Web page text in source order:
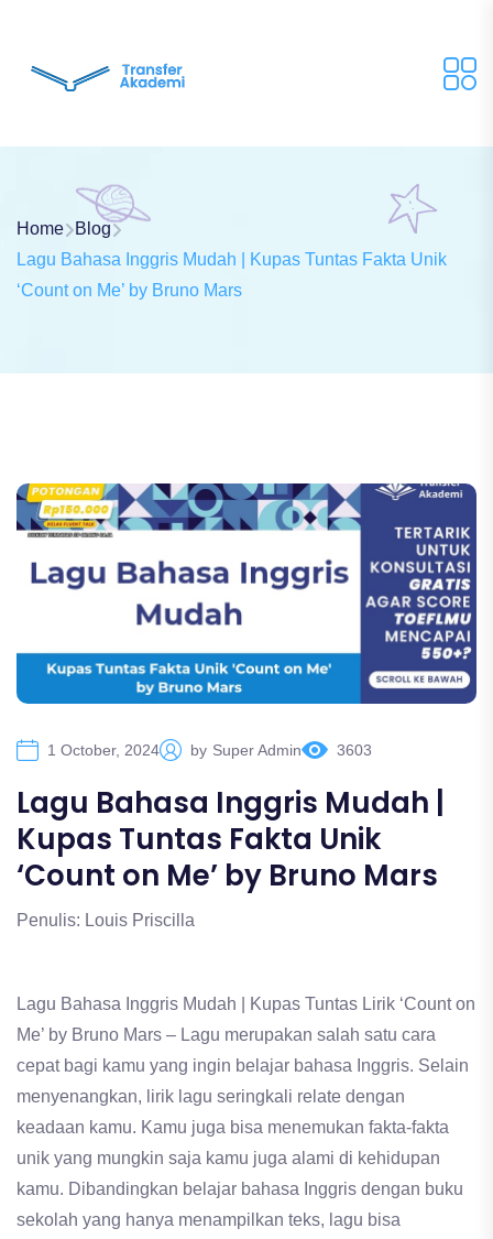
Home
Blog
Lagu Bahasa Inggris Mudah | Kupas Tuntas Fakta Unik
‘Count on Me’ by Bruno Mars
1 October, 2024 by Super Admin 3603
Lagu Bahasa Inggris Mudah |
Kupas Tuntas Fakta Unik
‘Count on Me’ by Bruno Mars
Penulis: Louis Priscilla
Lagu Bahasa Inggris Mudah | Kupas Tuntas Lirik ‘Count on
Me’ by Bruno Mars – Lagu merupakan salah satu cara
cepat bagi kamu yang ingin belajar bahasa Inggris. Selain
menyenangkan, lirik lagu seringkali relate dengan
keadaan kamu. Kamu juga bisa menemukan fakta-fakta
unik yang mungkin saja kamu juga alami di kehidupan
kamu. Dibandingkan belajar bahasa Inggris dengan buku
sekolah yang hanya menampilkan teks, lagu bisa